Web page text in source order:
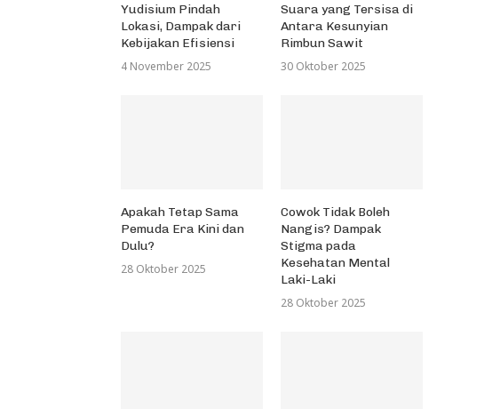
Yudisium Pindah
Lokasi, Dampak dari
Kebijakan Efisiensi
4 November 2025
Suara yang Tersisa di
Antara Kesunyian
Rimbun Sawit
30 Oktober 2025
Apakah Tetap Sama
Pemuda Era Kini dan
Dulu?
28 Oktober 2025
Cowok Tidak Boleh
Nangis? Dampak
Stigma pada
Kesehatan Mental
Laki-Laki
28 Oktober 2025